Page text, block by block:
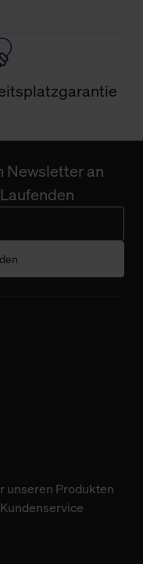
Newsletter an
unseren Produkten